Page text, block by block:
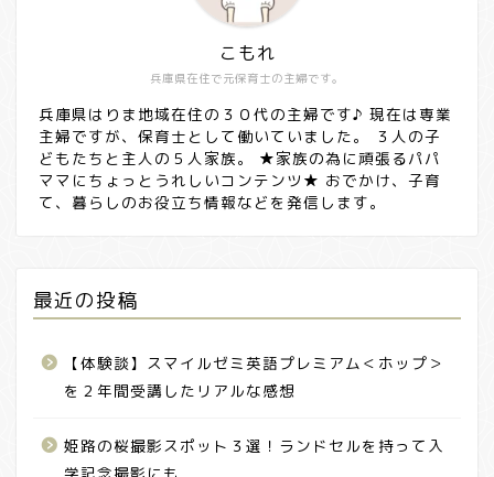
兵庫県在住で元保育士の主婦です。
こもれ
兵庫県はりま地域在住の３０代の主婦です♪ 現在は専業
主婦ですが、保育士として働いていました。 ３人の子
どもたちと主人の５人家族。 ★家族の為に頑張るパパ
ママにちょっとうれしいコンテンツ★ おでかけ、子育
て、暮らしのお役立ち情報などを発信します。
最近の投稿
【体験談】スマイルゼミ英語プレミアム＜ホップ＞
を２年間受講したリアルな感想
姫路の桜撮影スポット３選！ランドセルを持って入